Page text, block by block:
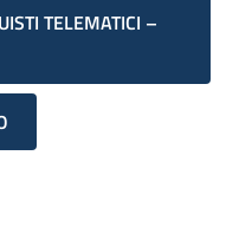
TELEMATICI –